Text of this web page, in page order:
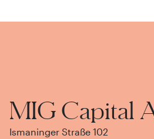
MIG Capital
Ismaninger Straße 102